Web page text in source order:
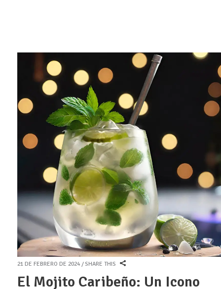
21 DE FEBRERO DE 2024 SHARE THIS
El Mojito Caribeño: Un Icono